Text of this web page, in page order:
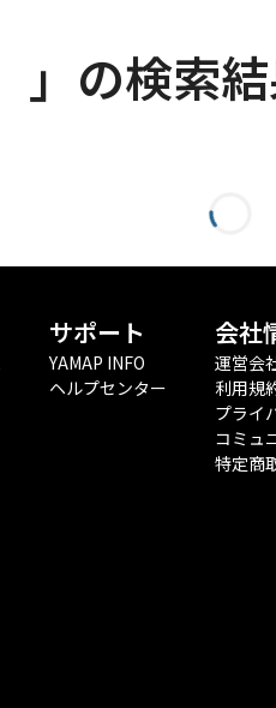
」の検索
サポート
YAMAP INFO
ヘルプセンター
会社
運営会
利用規
プライ
コミュ
特定商